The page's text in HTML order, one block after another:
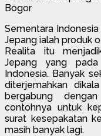
Sementara
Jepang ialah produk
Realita itu
Jepang yang
Indonesia. Banyak
diterjemahkan
bergabung
contohnya untuk
surat kesepakatan
masih banyak lagi.